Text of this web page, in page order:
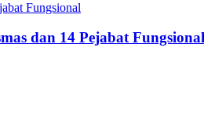
dan 14 Pejabat Fungsional